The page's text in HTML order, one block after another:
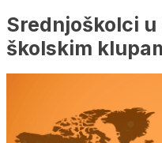
Srednjoškolci
školskim